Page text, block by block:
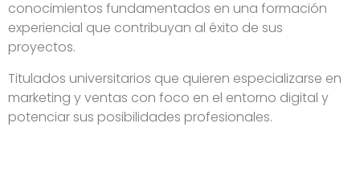
conocimientos fundamentados en una formación
experiencial que contribuyan al éxito de sus
proyectos.
Titulados universitarios que quieren especializarse en
marketing y ventas con foco en el entorno digital y
potenciar sus posibilidades profesionales.